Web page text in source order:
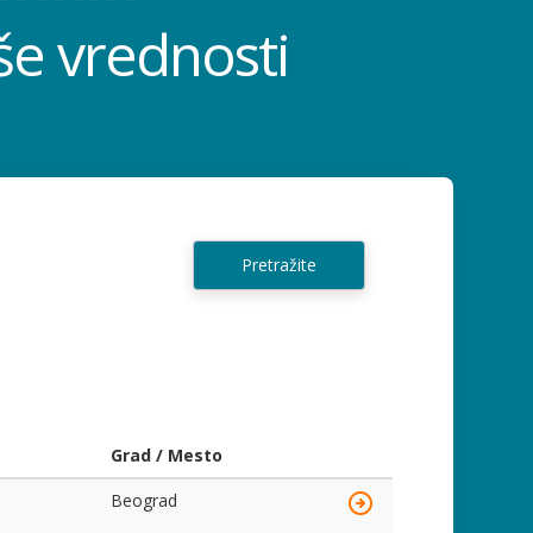
vrednosti
Pretražite
Grad / Mesto
Beograd